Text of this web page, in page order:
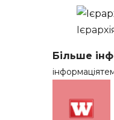
Більше
інформація